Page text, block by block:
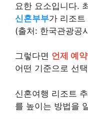
요한 요소입니다.
신혼부부가 리조
(출처: 한국관광공
그렇다면 언제 예
어떤 기준으로 선
신혼여행 리조트
를 높이는 방법을